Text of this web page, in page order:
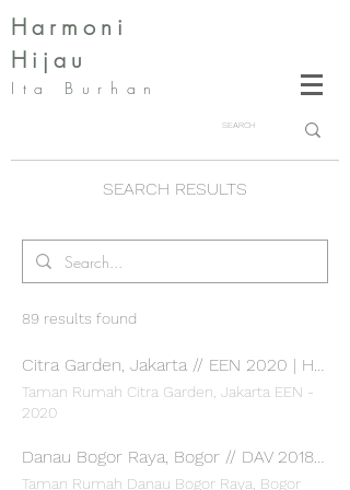
Harmoni
Hijau
Ita Burhan
SEARCH RESULTS
89 results found
Citra Garden, Jakarta // EEN 2020 | Harmoni Hijau
Taman Rumah Citra Garden, Jakarta EEN -
2020
Danau Bogor Raya, Bogor // DAV 2018 | Harmoni Hijau
Taman Rumah Danau Bogor Raya, Bogor